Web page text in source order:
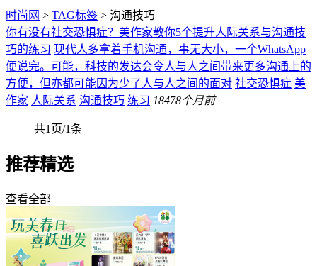
时尚网 > TAG标签 > 沟通技巧
你有没有社交恐惧症？美作家教你5个提升人际关系与沟通技
巧的练习 现代人多拿着手机沟通，事无大小，一个WhatsApp
便说完。可能，科技的发达会令人与人之间带来更多沟通上的
方便，但亦都可能因为少了人与人之间的面对 社交恐惧症 美
作家 人际关系 沟通技巧 练习 18478个月前
共1页/1条
推荐精选
查看全部